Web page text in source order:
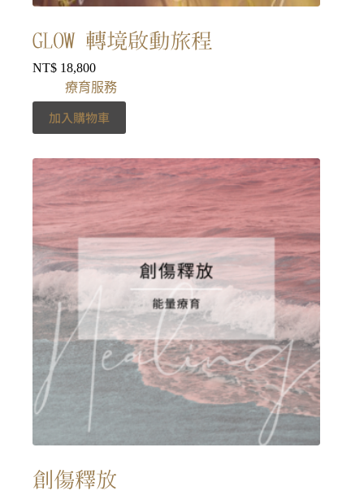
GLOW 轉境啟動旅程
NT$ 18,800
療育服務
加入購物車
創傷釋放